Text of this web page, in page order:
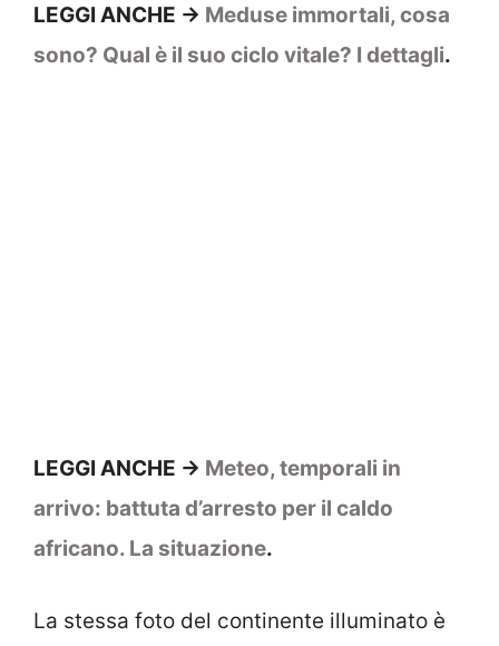
LEGGI ANCHE -> Meduse immortali, cosa
sono? Qual è il suo ciclo vitale? I dettagli.
LEGGI ANCHE -> Meteo, temporali in
arrivo: battuta d’arresto per il caldo
africano. La situazione.
La stessa foto del continente illuminato è